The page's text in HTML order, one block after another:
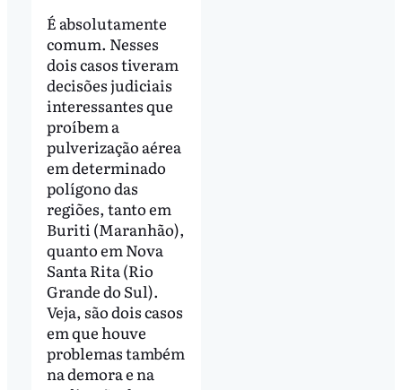
É absolutamente
comum. Nesses
dois casos tiveram
decisões judiciais
interessantes que
proíbem a
pulverização aérea
em determinado
polígono das
regiões, tanto em
Buriti (Maranhão),
quanto em Nova
Santa Rita (Rio
Grande do Sul).
Veja, são dois casos
em que houve
problemas também
na demora e na